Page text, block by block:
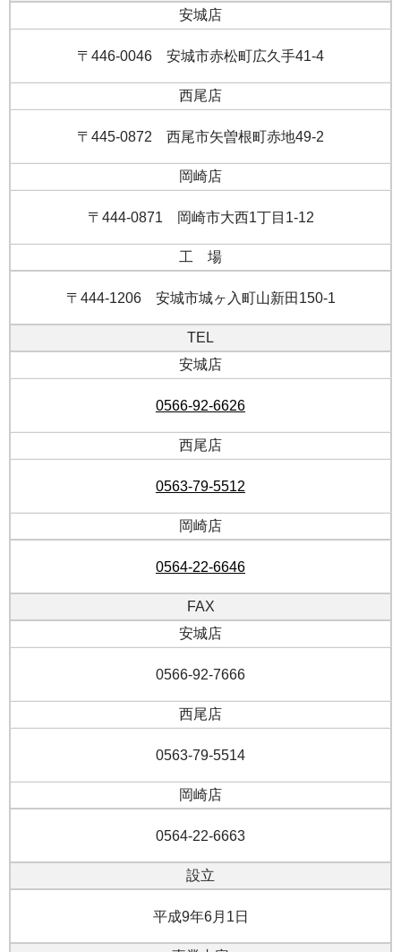
安城店
〒446-0046 安城市赤松町広久手41-4
西尾店
〒445-0872 西尾市矢曽根町赤地49-2
岡崎店
〒444-0871 岡崎市大西1丁目1-12
工 場
〒444-1206 安城市城ヶ入町山新田150-1
TEL
安城店
0566-92-6626
西尾店
0563-79-5512
岡崎店
0564-22-6646
FAX
安城店
0566-92-7666
西尾店
0563-79-5514
岡崎店
0564-22-6663
設立
平成9年6月1日